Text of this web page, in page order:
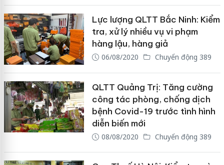
Lực lượng QLTT Bắc Ninh: Kiểm
tra, xử lý nhiều vụ vi phạm
hàng lậu, hàng giả
06/08/2020 Chuyển động 389
QLTT Quảng Trị: Tăng cường
công tác phòng, chống dịch
bệnh Covid-19 trước tình hình
diễn biến mới
08/08/2020 Chuyển động 389